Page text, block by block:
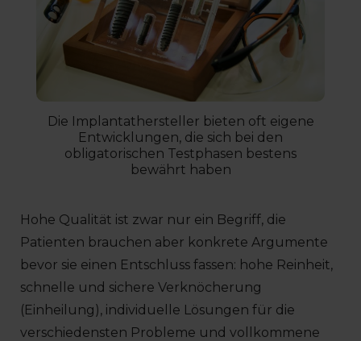
Die Implantathersteller bieten oft eigene
Entwicklungen, die sich bei den
obligatorischen Testphasen bestens
bewährt haben
Hohe Qualität ist zwar nur ein Begriff, die
Patienten brauchen aber konkrete Argumente
bevor sie einen Entschluss fassen: hohe Reinheit,
schnelle und sichere Verknöcherung
(Einheilung), individuelle Lösungen für die
verschiedensten Probleme und vollkommene